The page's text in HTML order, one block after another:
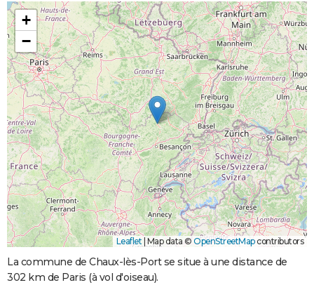
+
−
Leaflet Map data © OpenStreetMapcontributors
La commune de Chaux-lès-Port se situe à une distance de
302 km de Paris (à vol d'oiseau).